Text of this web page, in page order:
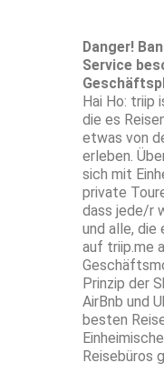
Danger!
Service
Hai Ho: triip
die es
etwas von
erleben.
sich mit
private
dass jede/r
und alle, die
auf triip.me
Prinzip der
AirBnb und
besten
Reisebüros